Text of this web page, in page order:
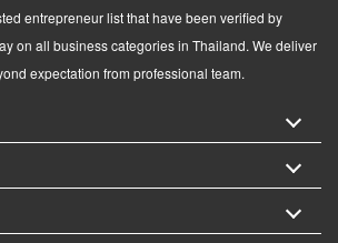
entrepreneur list that have been verified by
on all business categories in Thailand. We deliver
expectation from professional team.